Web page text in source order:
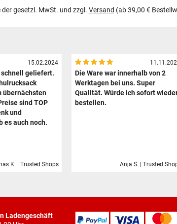
gesetzl. MwSt. und zzgl. Versand (ab 39,00 €
15.02.2024
schnell geliefert.
übernächsten
sind TOP
und
es auch noch.
K. | Trusted Shops
Die Ware war innerhalb von 2
Werktagen bei uns. Super
Qualität. Würde ich sofort
bestellen.
Anja S. | Trusted
Ladengeschäft